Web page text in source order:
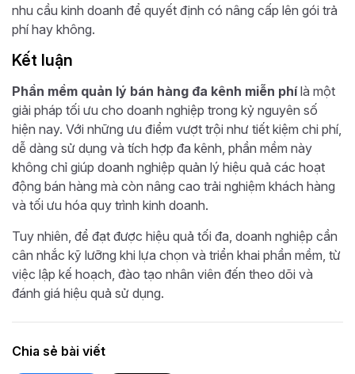
nhu cầu kinh doanh để quyết định có nâng cấp lên gói trả
phí hay không.
Kết luận
Phần mềm quản lý bán hàng đa kênh miễn phílà một
giải pháp tối ưu cho doanh nghiệp trong kỷ nguyên số
hiện nay. Với những ưu điểm vượt trội như tiết kiệm chi phí,
dễ dàng sử dụng và tích hợp đa kênh, phần mềm này
không chỉ giúp doanh nghiệp quản lý hiệu quả các hoạt
động bán hàng mà còn nâng cao trải nghiệm khách hàng
và tối ưu hóa quy trình kinh doanh.
Tuy nhiên, để đạt được hiệu quả tối đa, doanh nghiệp cần
cân nhắc kỹ lưỡng khi lựa chọn và triển khai phần mềm, từ
việc lập kế hoạch, đào tạo nhân viên đến theo dõi và
đánh giá hiệu quả sử dụng.
Chia sẻ bài viết